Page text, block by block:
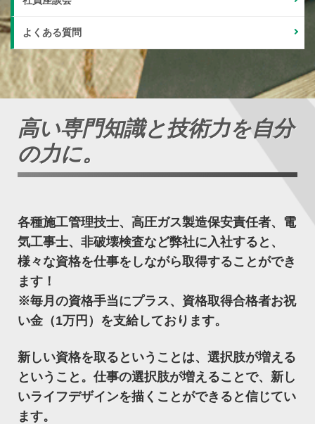
よくある質問
高い専門知識と技術力を自分
の力に。
各種施工管理技士、高圧ガス製造保安責任者、電
気工事士、非破壊検査など弊社に入社すると、
様々な資格を仕事をしながら取得することができ
ます！
※毎月の資格手当にプラス、資格取得合格者お祝
い金（1万円）を支給しております。
新しい資格を取るということは、選択肢が増える
ということ。仕事の選択肢が増えることで、新し
いライフデザインを描くことができると信じてい
ます。